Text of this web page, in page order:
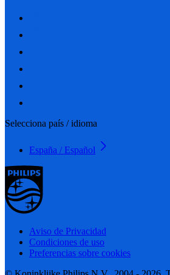
Selecciona país / idioma
España / Español
Aviso de Privacidad
Condiciones de uso
Preferencias sobre cookies